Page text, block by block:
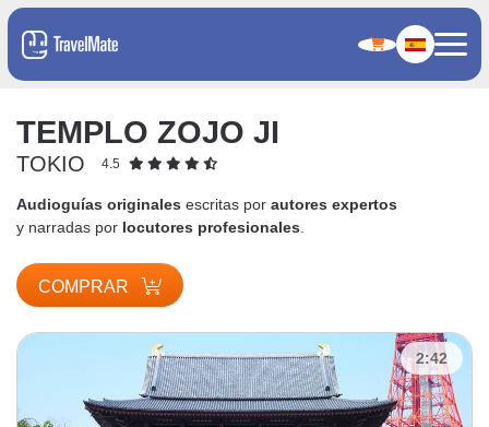
TEMPLO ZOJO JI
TOKIO 4.5
Audioguías originales escritas por autores expertos
y narradas por locutores profesionales
COMPRAR
2:42